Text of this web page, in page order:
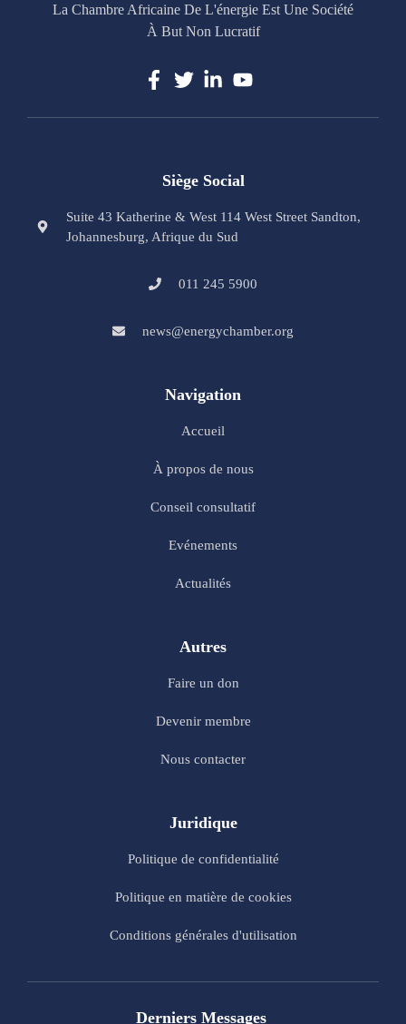
La Chambre Africaine De L'énergie Est Une Société
À But Non Lucratif
Siège Social
Suite 43 Katherine & West 114 West Street Sandton,
Johannesburg, Afrique du Sud
011 245 5900
news@energychamber.org
Navigation
Accueil
À propos de nous
Conseil consultatif
Evénements
Actualités
Autres
Faire un don
Devenir membre
Nous contacter
Juridique
Politique de confidentialité
Politique en matière de cookies
Conditions générales d'utilisation
Derniers Messages